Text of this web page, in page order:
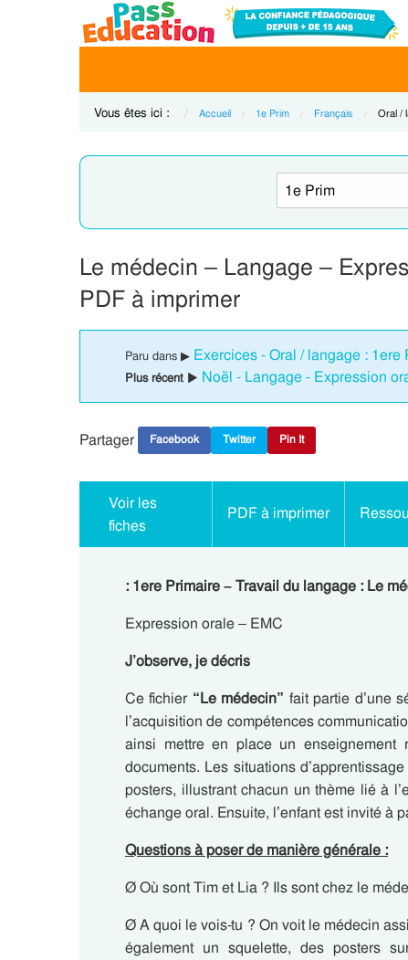
Vous êtes ici : Accueil 1e Prim Français Oral /
Le médecin – Langage –
PDF à imprimer
Paru dans ▶ Exercices - Oral / langage : 1ere
Plus récent ▶ Noël - Langage - Expression
Partager Facebook Twitter Pin It
Voir les
fiches
PDF à imprimer
: 1ere Primaire – Travail du langage : Le
Expression orale – EMC
J’observe, je décris
Ce fichier “Le médecin” fait partie d’une
l’acquisition de compétences
ainsi mettre en place un
documents. Les situations
posters, illustrant chacun un thème lié à
échange oral. Ensuite, l’enfant est invité à
Questions à poser de manière générale :
Ø Où sont Tim et Lia ? Ils sont chez le
Ø A quoi le vois-tu ? On voit le médecin
également un squelette, des posters